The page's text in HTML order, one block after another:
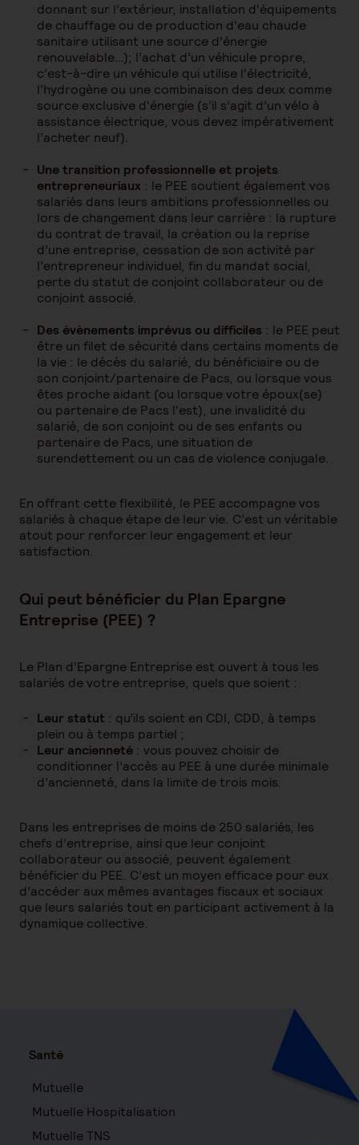
donnant sur l’extérieur, installation d'équipements
de chauffage ou de production d'eau chaude
sanitaire utilisant une source d'énergie
renouvelable…); l’achat d’un véhicule propre,
c’est-à-dire un véhicule qui utilise l'électricité,
l'hydrogène ou une combinaison des deux comme
source exclusive d'énergie (s’il s’agit d’un vélo à
assistance électrique, vous devez impérativement
l’acheter neuf).
Une transition professionnelle et projets
entrepreneuriaux : le PEE soutient également vos
salariés dans leurs ambitions professionnelles ou
lors de changement dans leur carrière : la rupture
du contrat de travail, la création ou la reprise
d’une entreprise, cessation de son activité par
l’entrepreneur individuel, fin du mandat social,
perte du statut de conjoint collaborateur ou de
conjoint associé.
Des évènements imprévus ou difficiles : le PEE peut
être un filet de sécurité dans certains moments de
la vie : le décès du salarié, du bénéficiaire ou de
son conjoint/partenaire de Pacs, ou lorsque vous
êtes proche aidant (ou lorsque votre époux(se)
ou partenaire de Pacs l'est), une invalidité du
salarié, de son conjoint ou de ses enfants ou
partenaire de Pacs, une situation de
surendettement ou un cas de violence conjugale.
En offrant cette flexibilité, le PEE accompagne vos
salariés à chaque étape de leur vie. C’est un véritable
atout pour renforcer leur engagement et leur
satisfaction.
Qui peut bénéficier du Plan Epargne
Entreprise (PEE) ?
Le Plan d’Epargne Entreprise est ouvert à tous les
salariés de votre entreprise, quels que soient :
Leur statut : qu’ils soient en CDI, CDD, à temps
plein ou à temps partiel ;
Leur ancienneté : vous pouvez choisir de
conditionner l’accès au PEE à une durée minimale
d’ancienneté, dans la limite de trois mois.
Dans les entreprises de moins de 250 salariés, les
chefs d’entreprise, ainsi que leur conjoint
collaborateur ou associé, peuvent également
bénéficier du PEE. C’est un moyen efficace pour eux
d’accéder aux mêmes avantages fiscaux et sociaux
que leurs salariés tout en participant activement à la
dynamique collective.
Santé
Mutuelle
Mutuelle Hospitalisation
Mutuelle TNS